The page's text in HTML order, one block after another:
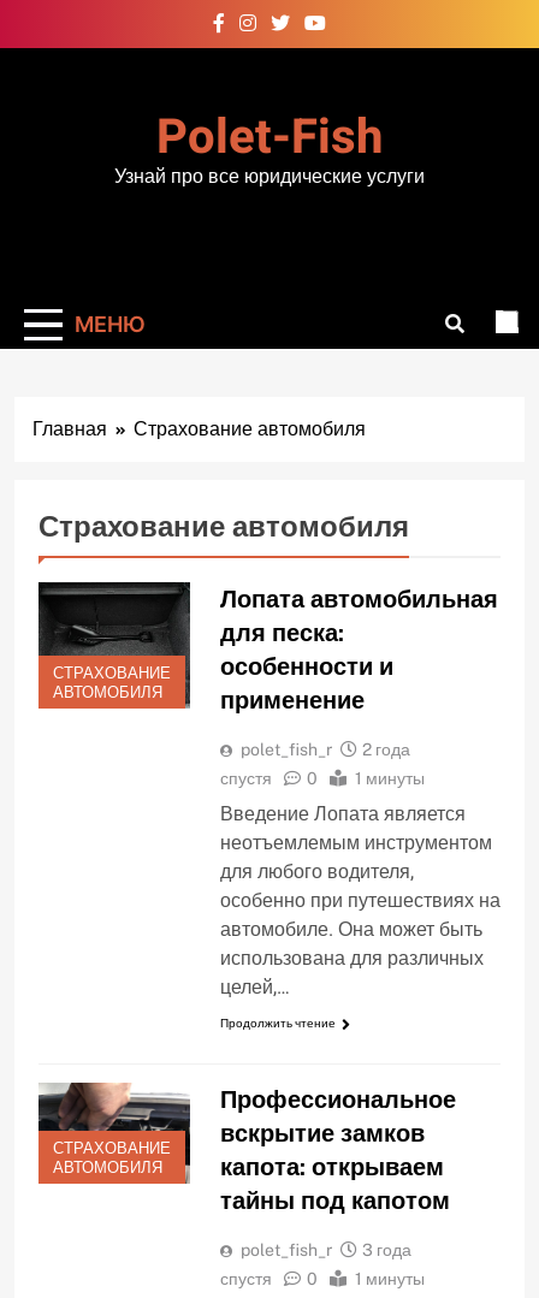
к
Polet-Fish
Узнай про все юридические услуги
МЕНЮ
Главная Страхование автомобиля
Страхование автомобиля
СТРАХОВАНИЕ
АВТОМОБИЛЯ
Лопата автомобильная
для песка:
особенности и
применение
polet_fish_r
2 года
спустя
0 1 минуты
Введение Лопата является
неотъемлемым инструментом
для любого водителя,
особенно при путешествиях на
автомобиле. Она может быть
использована для различных
целей,…
Продолжить чтение
СТРАХОВАНИЕ
АВТОМОБИЛЯ
Профессиональное
вскрытие замков
капота: открываем
тайны под капотом
polet_fish_r
3 года
спустя
0 1 минуты